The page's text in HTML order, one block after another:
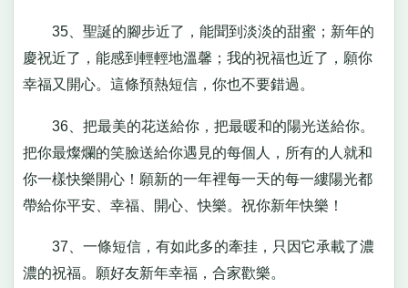
35、聖誕的腳步近了，能聞到淡淡的甜蜜；新年的
慶祝近了，能感到輕輕地溫馨；我的祝福也近了，願你
幸福又開心。這條預熱短信，你也不要錯過。
36、把最美的花送給你，把最暖和的陽光送給你。
把你最燦爛的笑臉送給你遇見的每個人，所有的人就和
你一樣快樂開心！願新的一年裡每一天的每一縷陽光都
帶給你平安、幸福、開心、快樂。祝你新年快樂！
37、一條短信，有如此多的牽挂，只因它承載了濃
濃的祝福。願好友新年幸福，合家歡樂。